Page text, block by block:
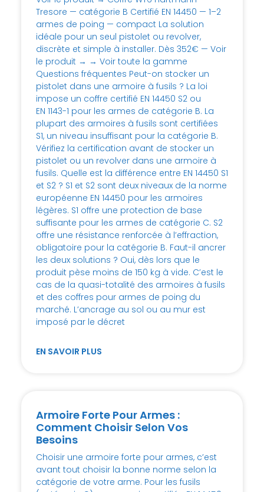
Tresore — catégorie B Certifié EN 14450 — 1–2
armes de poing — compact La solution
idéale pour un seul pistolet ou revolver,
discrète et simple à installer. Dès 352€ — Voir
le produit → → Voir toute la gamme
Questions fréquentes Peut-on stocker un
pistolet dans une armoire à fusils ? La loi
impose un coffre certifié EN 14450 S2 ou
EN 1143-1 pour les armes de catégorie B. La
plupart des armoires à fusils sont certifiées
S1, un niveau insuffisant pour la catégorie B.
Vérifiez la certification avant de stocker un
pistolet ou un revolver dans une armoire à
fusils. Quelle est la différence entre EN 14450 S1
et S2 ? S1 et S2 sont deux niveaux de la norme
européenne EN 14450 pour les armoires
légères. S1 offre une protection de base
suffisante pour les armes de catégorie C. S2
offre une résistance renforcée à l’effraction,
obligatoire pour la catégorie B. Faut-il ancrer
les deux solutions ? Oui, dès lors que le
produit pèse moins de 150 kg à vide. C’est le
cas de la quasi-totalité des armoires à fusils
et des coffres pour armes de poing du
marché. L’ancrage au sol ou au mur est
imposé par le décret
EN SAVOIR PLUS
Armoire Forte Pour Armes :
Comment Choisir Selon Vos
Besoins
Choisir une armoire forte pour armes, c’est
avant tout choisir la bonne norme selon la
catégorie de votre arme. Pour les fusils